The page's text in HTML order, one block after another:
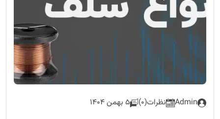
Admin نظرات(0) 5 بهمن 1404